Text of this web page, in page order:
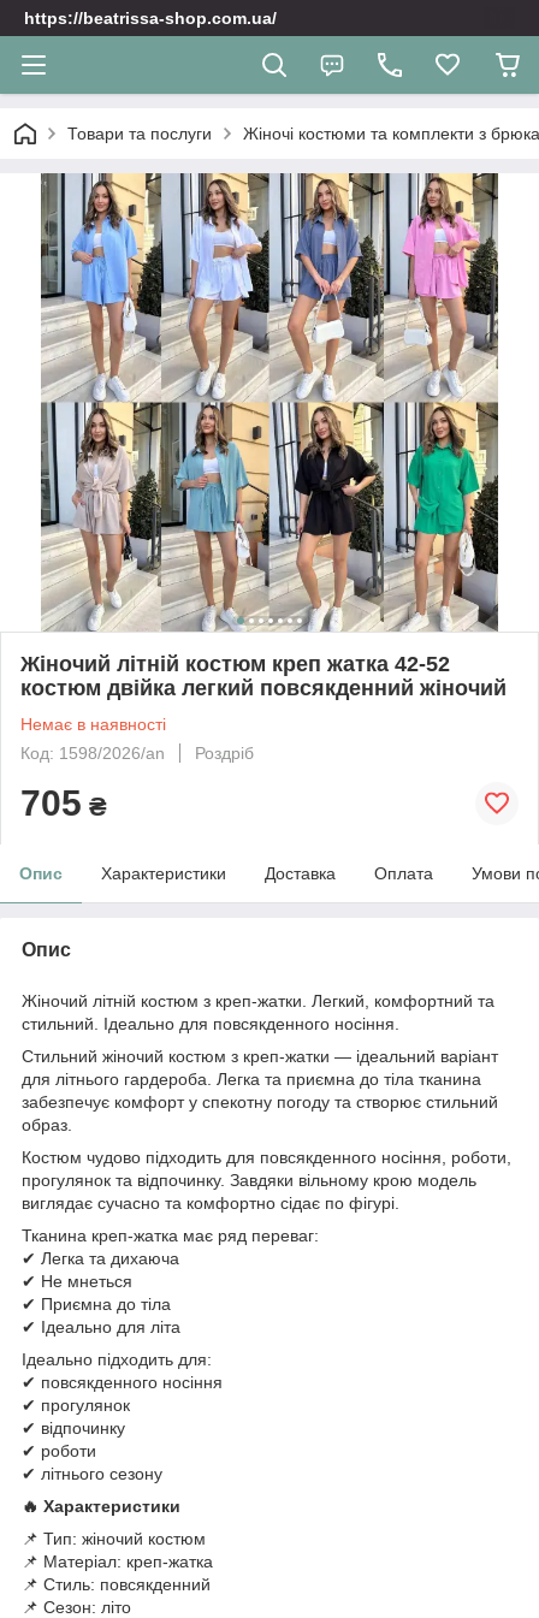
https://beatrissa-shop.com.ua/
Товари та послуги Жіночі костюми та комплекти з
Жіночий літній костюм креп жатка 42-52
костюм двійка легкий повсякденний жіночий
Немає в наявності
Код: 1598/2026/an
Роздріб
705 ₴
Опис Характеристики Доставка Оплата Умови
Опис
Жіночий літній костюм з креп-жатки. Легкий, комфортний та
стильний. Ідеально для повсякденного носіння.
Стильний жіночий костюм з креп-жатки — ідеальний варіант
для літнього гардероба. Легка та приємна до тіла тканина
забезпечує комфорт у спекотну погоду та створює стильний
образ.
Костюм чудово підходить для повсякденного носіння, роботи,
прогулянок та відпочинку. Завдяки вільному крою модель
виглядає сучасно та комфортно сідає по фігурі.
Тканина креп-жатка має ряд переваг:
✔ Легка та дихаюча
✔ Не мнеться
✔ Приємна до тіла
✔ Ідеально для літа
Ідеально підходить для:
✔ повсякденного носіння
✔ прогулянок
✔ відпочинку
✔ роботи
✔ літнього сезону
🔥 Характеристики
📌 Тип: жіночий костюм
📌 Матеріал: креп-жатка
📌 Стиль: повсякденний
📌 Сезон: літо